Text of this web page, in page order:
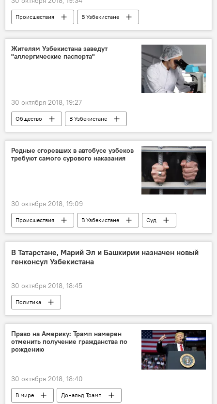
Происшествия
В Узбекистане
разбой
Самарканд
Жителям Узбекистана заведут
"аллергические паспорта"
30 октября 2018, 19:27
Общество В Узбекистане
Родные сгоревших в автобусе узбеков
требуют самого сурового наказания
30 октября 2018, 19:09
Происшествия В Узбекистане
Суд
автобус
Казахстан
В Татарстане, Марий Эл и Башкирии назначен новый
генконсул Узбекистана
30 октября 2018, 18:45
Политика
Право на Америку: Трамп намерен
отменить получение гражданства по
рождению
30 октября 2018, 18:40
В мире Дональд Трамп